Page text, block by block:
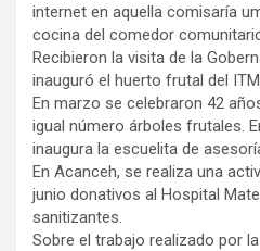
internet en aquella comisaría
cocina del comedor
Recibieron la visita de la
inauguró el huerto frutal del
En marzo se celebraron 42
igual número árboles frutales.
inaugura la escuelita de
En Acanceh, se realiza una
junio donativos al Hospital
sanitizantes.
Sobre el trabajo realizado por